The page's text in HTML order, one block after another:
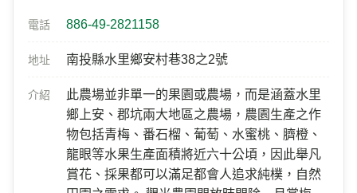
台16線 東向 28K+750 南投縣信義鄉地利村
景點資訊